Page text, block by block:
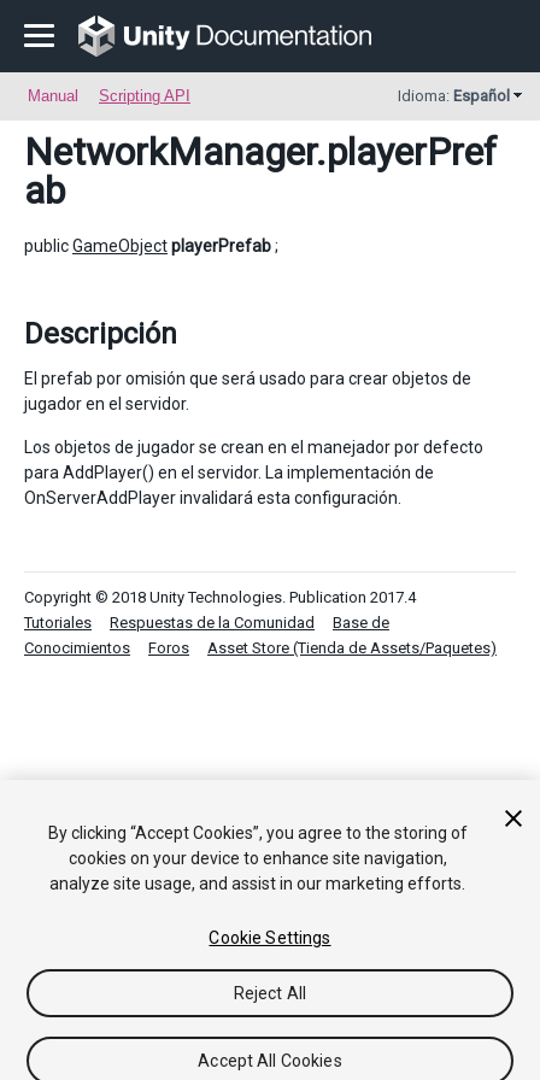
Manual Scripting API Idioma: Español
NetworkManager.playerPref
ab
publicGameObjectplayerPrefab;
Descripción
El prefab por omisión que será usado para crear objetos de
jugador en el servidor.
Los objetos de jugador se crean en el manejador por defecto
para AddPlayer() en el servidor. La implementación de
OnServerAddPlayer invalidará esta configuración.
Copyright © 2018 Unity Technologies. Publication 2017.4
Tutoriales
Respuestas de la Comunidad
Base de
Conocimientos
Foros Asset Store (Tienda de Assets/Paquetes)
By clicking “Accept Cookies”, you agree to the storing of
cookies on your device to enhance site navigation,
analyze site usage, and assist in our marketing efforts.
Cookie Settings
Reject All
Accept All Cookies